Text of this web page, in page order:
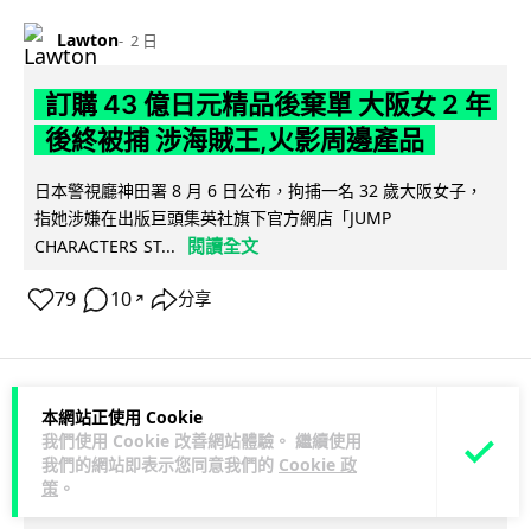
本網站正使用 Cookie
我們使用 Cookie 改善網站體驗。 繼續使用
我們的網站即表示您同意我們的 Cookie 政
策 。
Lawton 2 日
訂購 43 億日元精品後棄單 大阪女 2 年
後終被捕 涉海賊王,火影周邊產品
日本警視廳神田署 8 月 6 日公布，拘捕一名 32 歲大阪女子，
指她涉嫌在出版巨頭集英社旗下官方網店「JUMP
CHARACTERS ST...
閱讀全文
79 10 ↗ 分享
商業科技 資訊保安
Vin